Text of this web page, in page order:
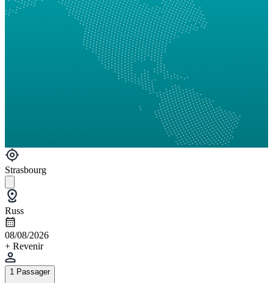
Strasbourg
Russ
08/08/2026
+ Revenir
1 Passager